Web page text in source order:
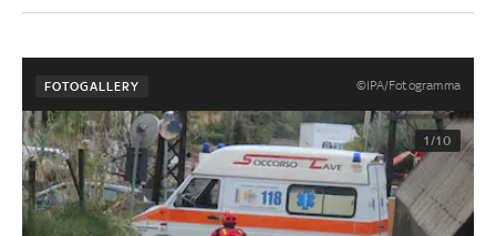
FOTOGALLERY ©IPA/Fotogramma
1/10